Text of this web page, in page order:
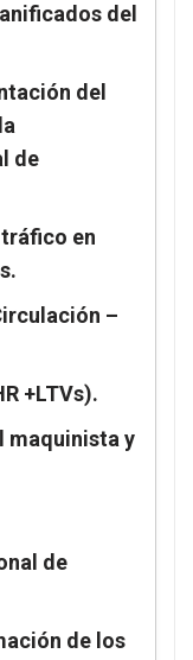
del
del
de
en
–
+LTVs).
maquinista y
de
de los